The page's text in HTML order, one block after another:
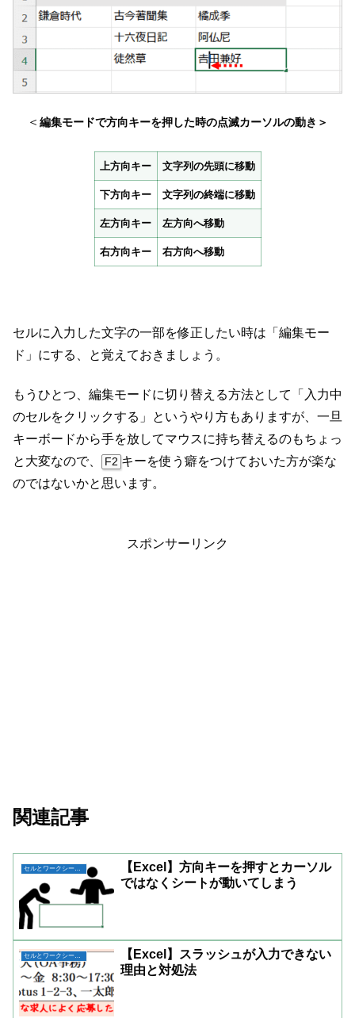
＜ 編集モードで方向キーを押した時の点滅カーソルの動き＞
上方向キー 文字列の先頭に移動
下方向キー 文字列の終端に移動
左方向キー 左方向へ移動
右方向キー 右方向へ移動
セルに入力した文字の一部を修正したい時は「編集モー
ド」にする、と覚えておきましょう。
もうひとつ、編集モードに切り替える方法として「入力中
のセルをクリックする」というやり方もありますが、一旦
キーボードから手を放してマウスに持ち替えるのもちょっ
と大変なので、
F2 キーを使う癖をつけておいた方が楽な
のではないかと思います。
スポンサーリンク
関連記事
セルとワークシートの操作
【Excel】方向キーを押すとカーソル
ではなくシートが動いてしまう
セルとワークシートの操作
【Excel】スラッシュが入力できない
理由と対処法